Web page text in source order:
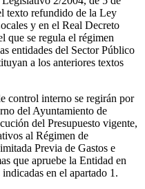
texto refundido de la Ley
y en el Real Decreto
que se regula el régimen
entidades del Sector Público
a los anteriores textos
control interno se regirán por
del Ayuntamiento de
del Presupuesto vigente,
al Régimen de
Previa de Gastos e
que apruebe la Entidad en
en el apartado 1.